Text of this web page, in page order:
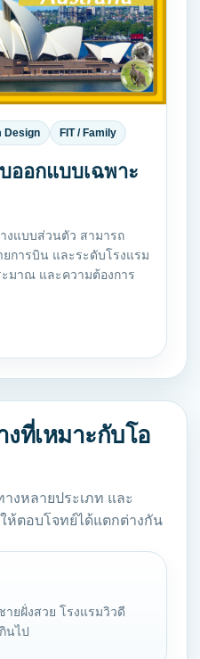
Design FIT / Family
ออกแบบเฉพาะ
งแบบส่วนตัว สามารถ
ยการบิน และระดับโรงแรม
มาณ และความต้องการ
ที่เหมาะกับโอ
างหลายประเภท และ
ห้ตอบโจทย์ได้แตกต่างกัน
ายฝั่งสวย โรงแรมวิวดี
นไป